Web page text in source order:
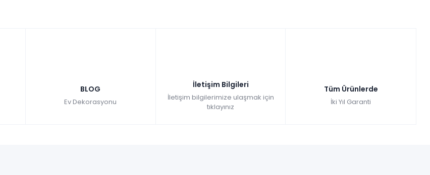
BLOG
Ev Dekorasyonu
İletişim Bilgileri
İletişim bilgilerimize ulaşmak için
tıklayınız
Tüm Ürünlerde
İki Yıl Garanti